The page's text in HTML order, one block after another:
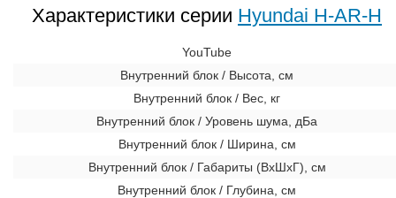
Характеристики серии Hyundai H-AR-H
YouTube
Внутренний блок / Высота, см
Внутренний блок / Вес, кг
Внутренний блок / Уровень шума, дБа
Внутренний блок / Ширина, см
Внутренний блок / Габариты (ВхШхГ), см
Внутренний блок / Глубина, см